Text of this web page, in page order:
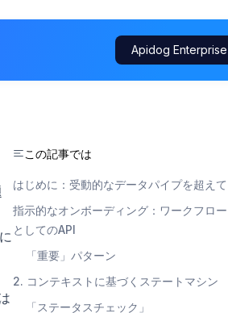
Apidog Enterprise
この記事では
はじめに：受動的なデータパイプを超えて
指示的なオンボーディング：ワークフロ
としてのAPI
「重要」パターン
2. コンテキストに基づくステートマシン
「ステータスチェック」